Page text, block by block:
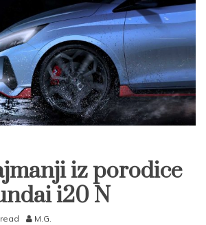
iz porodice
i20 N
M.G.